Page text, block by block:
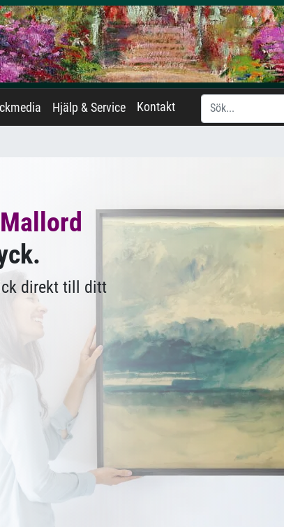
Hjälp & Service Kontakt
direkt till ditt